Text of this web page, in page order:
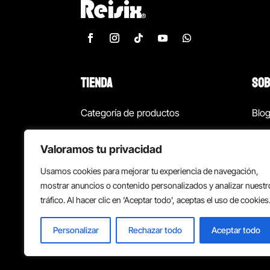
Valoramos tu privacidad
Usamos cookies para mejorar tu experiencia de navegación,
mostrar anuncios o contenido personalizados y analizar
tráfico. Al hacer clic en ‘Aceptar todo’, aceptas el uso de cookies.
Personalizar Rechazar todo Aceptar todo
TIENDA
Categoría de productos
¡Las mejores ofertas!
Back to school
Blog
Política de privacidad